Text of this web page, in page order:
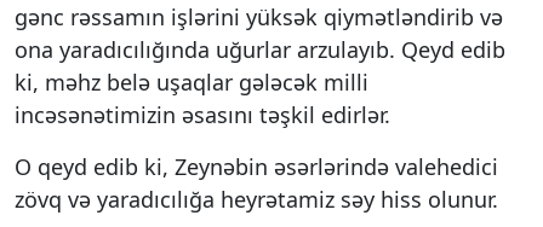
gənc rəssamın işlərini yüksək qiymətləndirib və
ona yaradıcılığında uğurlar arzulayıb. Qeyd edib
ki, məhz belə uşaqlar gələcək milli
incəsənətimizin əsasını təşkil edirlər.
O qeyd edib ki, Zeynəbin əsərlərində valehedici
zövq və yaradıcılığa heyrətamiz səy hiss olunur.